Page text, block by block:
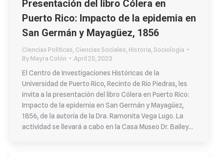
Presentación del libro Cólera en
Puerto Rico: Impacto de la epidemia en
San Germán y Mayagüez, 1856
Ciencias Políticas Ciencias Sociales Historia Sociología
ByMayra Colón
April 25, 2023
El Centro de Investigaciones Históricas de la
Universidad de Puerto Rico, Recinto de Río Piedras, les
invita a la presentación del libro Cólera en Puerto Rico:
Impacto de la epidemia en San Germán y Mayagüez,
1856, de la autoría de la Dra. Ramonita Vega Lugo. La
actividad se llevará a cabo en la Casa Museo Dr. Bailey…